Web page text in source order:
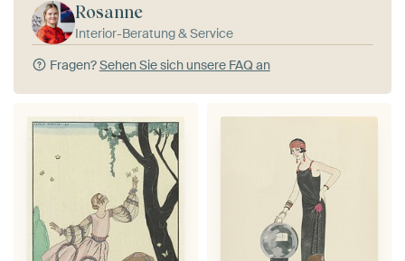
Rosanne
Interior-Beratung & Service
Fragen?Sehen Sie sich unsere FAQ an